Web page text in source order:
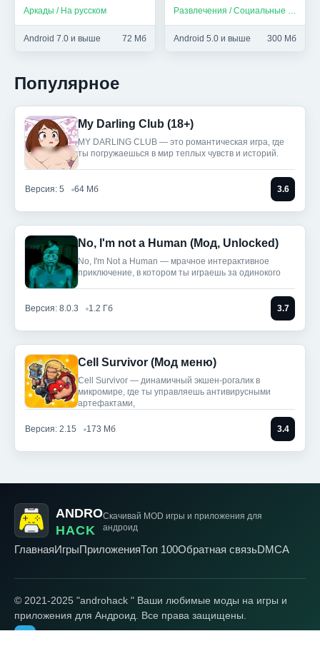
Аркады / На русском
Android 7.0 и выше 72 Мб Android 5.0 и выше 300 Мб
Популярное
My Darling Club (18+)
MY DARLING CLUB — это романтическая игра, где
ты погружаешься в мир теплых чувств и историй.
Версия: 5 64 Мб 3.6
No, I'm not a Human (Мод, Unlocked)
No, I'm Not a Human — мрачное интерактивное
приключение, в котором ты играешь за одинокого
Версия: 8.0.3 1.2 Гб 3.7
Cell Survivor (Мод меню)
Cell Survivor — динамичный экшен-рогалик в
микромире, где ты управляешь антивирусными
артефактами,
Версия: 2.15 173 Мб 3.4
ANDRO
HACK
Скачивай MOD игры и приложения для
андроид
ГлавнаяИгрыПриложенияТоп 100Обратная связьDMCA
© 2021-2025 "androhack " Ваши любимые моды на игры и
приложения для Андроид. Все права защищены.